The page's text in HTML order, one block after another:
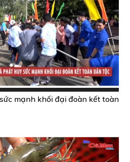
mạnh khối đại đoàn kết toàn